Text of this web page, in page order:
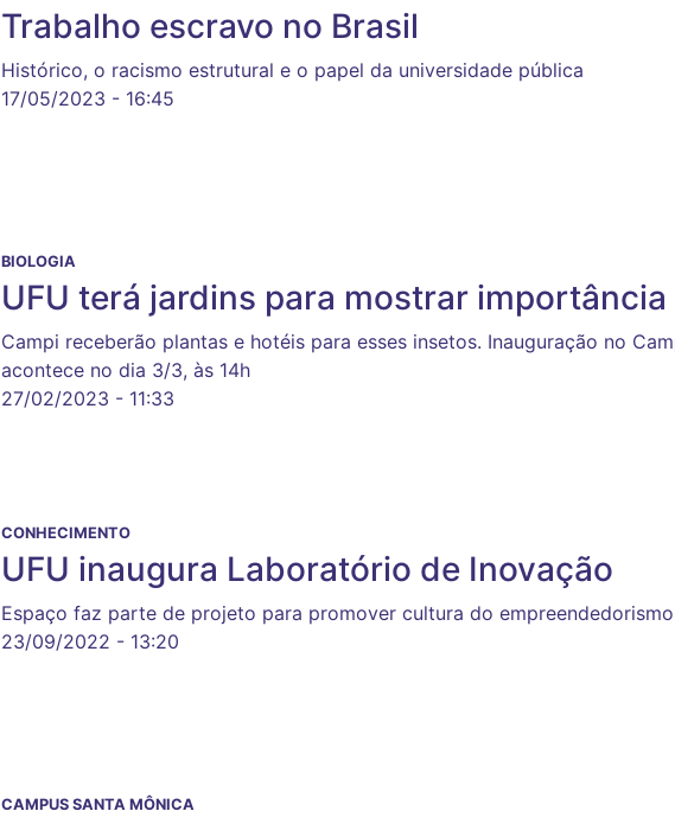
Trabalho escravo no Brasil
Histórico, o racismo estrutural e o papel da universidade pública
17/05/2023 - 16:45
BIOLOGIA
UFU terá jardins para mostrar
Campi receberão plantas e hotéis para esses insetos. Inauguração no
acontece no dia 3/3, às 14h
27/02/2023 - 11:33
CONHECIMENTO
UFU inaugura Laboratório de Inovação
Espaço faz parte de projeto para promover cultura do empreendedorismo
23/09/2022 - 13:20
CAMPUS SANTA MÔNICA